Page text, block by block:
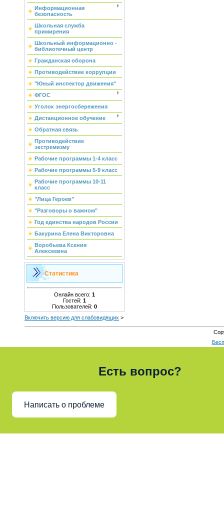
Информационная
безопасность
Школьная служба
примирения
Школьный информационно -
библиотечный центр
Гражданская оборона
Противодействие коррупции
"Юный инспектор движения"
ФГОС
Уголок энергосбережения
Дистанционное обучение
Обратная связь
Противодействие
экстремизму
Рабочие программы 1-4 класс
Рабочие программы 5-9 класс
Рабочие программы 10-11
класс
"Лица Героев"
"Разговоры о важном"
Год единства народов России
Бакурина Елена Викторовна
Воробьева Ксения
Алексеевна
Статистика
Онлайн всего: 1
Гостей: 1
Пользователей: 0
Включить версию для слабовидящих >
Есть вопрос?
Написать о проблеме